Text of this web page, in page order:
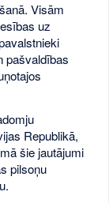
Visām
uz
pašvaldības
Republikā,
šie jautājumi
pilsoņu